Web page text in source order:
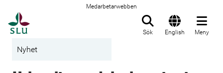
Medarbetarwebben
Sök English Meny
Nyhet